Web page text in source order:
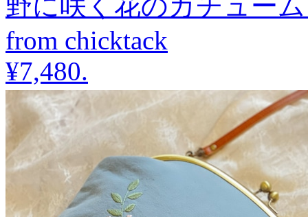
from chicktack
¥7,480.